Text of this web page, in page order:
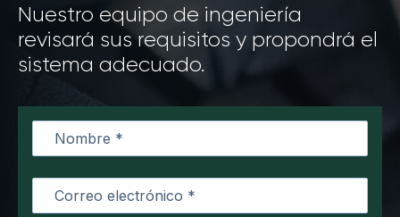
Nuestro equipo de ingeniería
revisará sus requisitos y propondrá el
sistema adecuado.